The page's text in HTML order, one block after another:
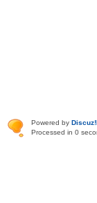
Powered by
Processed in 0